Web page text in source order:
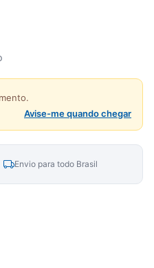
Avise-me quando chegar
Envio para todo Brasil